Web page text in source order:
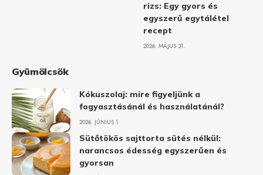
rizs: Egy gyors és
egyszerű egytálétel
recept
2026. MÁJUS 31.
Gyümölcsök
Kókuszolaj: mire figyeljünk a
fogyasztásánál és használatánál?
2026. JÚNIUS 1.
Sütőtökös sajttorta sütés nélkül:
narancsos édesség egyszerűen és
gyorsan